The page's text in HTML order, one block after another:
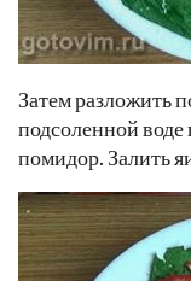
Затем разложить
подсоленной
помидор. Залить